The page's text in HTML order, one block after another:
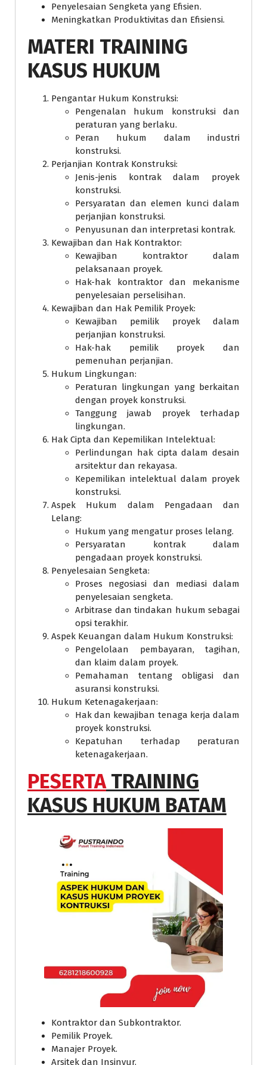
Penyelesaian Sengketa yang Efisien.
Meningkatkan Produktivitas dan Efisiensi.
MATERI TRAINING
KASUS HUKUM
Pengantar Hukum Konstruksi:
Pengenalan hukum konstruksi dan
peraturan yang berlaku.
Peran hukum dalam industri
konstruksi.
Perjanjian Kontrak Konstruksi:
Jenis-jenis kontrak dalam proyek
konstruksi.
Persyaratan dan elemen kunci dalam
perjanjian konstruksi.
Penyusunan dan interpretasi kontrak.
Kewajiban dan Hak Kontraktor:
Kewajiban kontraktor dalam
pelaksanaan proyek.
Hak-hak kontraktor dan mekanisme
penyelesaian perselisihan.
Kewajiban dan Hak Pemilik Proyek:
Kewajiban pemilik proyek dalam
perjanjian konstruksi.
Hak-hak pemilik proyek dan
pemenuhan perjanjian.
Hukum Lingkungan:
Peraturan lingkungan yang berkaitan
dengan proyek konstruksi.
Tanggung jawab proyek terhadap
lingkungan.
Hak Cipta dan Kepemilikan Intelektual:
Perlindungan hak cipta dalam desain
arsitektur dan rekayasa.
Kepemilikan intelektual dalam proyek
konstruksi.
Aspek Hukum dalam Pengadaan dan
Lelang:
Hukum yang mengatur proses lelang.
Persyaratan kontrak dalam
pengadaan proyek konstruksi.
Penyelesaian Sengketa:
Proses negosiasi dan mediasi dalam
penyelesaian sengketa.
Arbitrase dan tindakan hukum sebagai
opsi terakhir.
Aspek Keuangan dalam Hukum Konstruksi:
Pengelolaan pembayaran, tagihan,
dan klaim dalam proyek.
Pemahaman tentang obligasi dan
asuransi konstruksi.
Hukum Ketenagakerjaan:
Hak dan kewajiban tenaga kerja dalam
proyek konstruksi.
Kepatuhan terhadap peraturan
ketenagakerjaan.
PESERTA TRAINING
KASUS HUKUM BATAM
Kontraktor dan Subkontraktor.
Pemilik Proyek.
Manajer Proyek.
Arsitek dan Insinyur.